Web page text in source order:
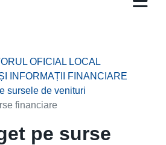
OFICIAL LOCAL
INFORMAȚII FINANCIARE
sursele de venituri
financiare
pe surse